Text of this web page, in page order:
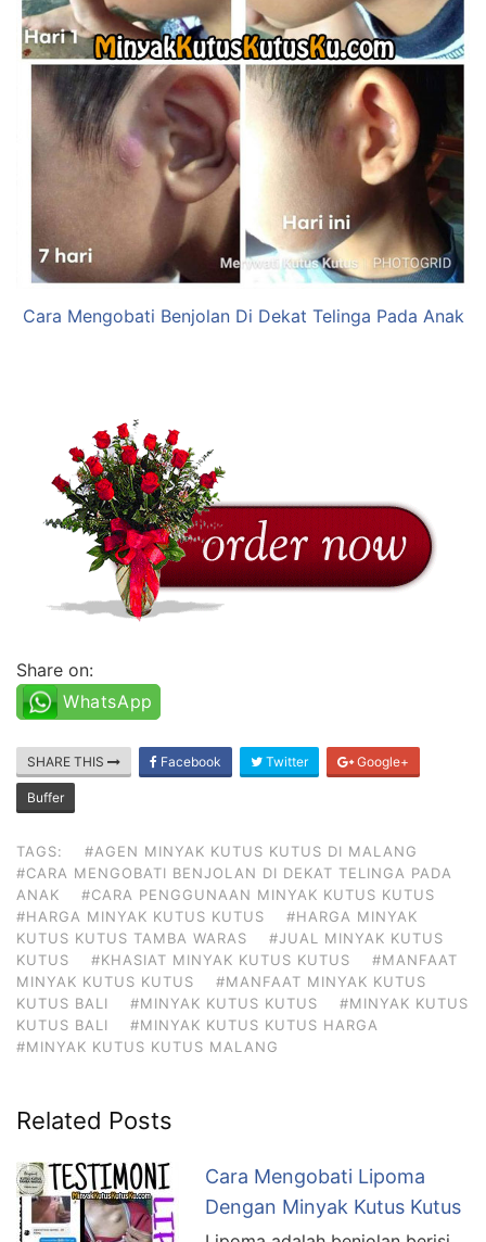
Cara Mengobati Benjolan Di Dekat Telinga Pada Anak
Share on:
WhatsApp
SHARE THIS Facebook Twitter Google+
Buffer
TAGS:
#AGEN MINYAK KUTUS KUTUS DI MALANG
#CARA MENGOBATI BENJOLAN DI DEKAT TELINGA PADA
ANAK
#CARA PENGGUNAAN MINYAK KUTUS KUTUS
#HARGA MINYAK KUTUS KUTUS
#HARGA MINYAK
KUTUS KUTUS TAMBA WARAS
#JUAL MINYAK KUTUS
KUTUS
#KHASIAT MINYAK KUTUS KUTUS
#MANFAAT
MINYAK KUTUS KUTUS
#MANFAAT MINYAK KUTUS
KUTUS BALI
#MINYAK KUTUS KUTUS
#MINYAK KUTUS
KUTUS BALI
#MINYAK KUTUS KUTUS HARGA
#MINYAK KUTUS KUTUS MALANG
Related Posts
Cara Mengobati Lipoma
Dengan Minyak Kutus Kutus